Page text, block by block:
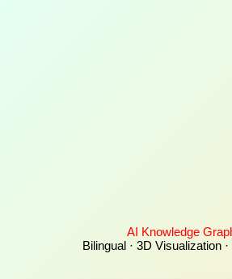
AI Knowledge
Bilingual · 3D Visualization